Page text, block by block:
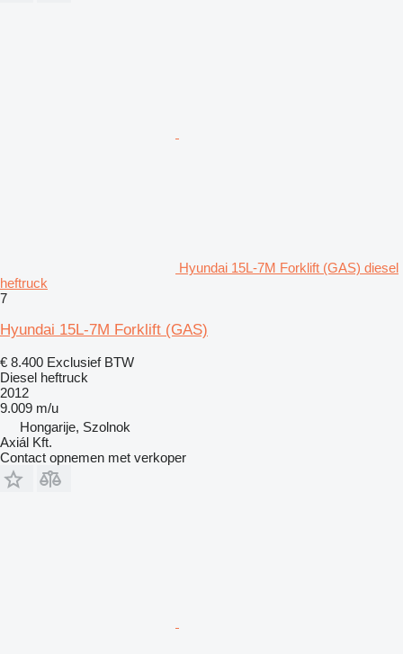
Hyundai 15L-7M Forklift (GAS) diesel
heftruck
7
Hyundai 15L-7M Forklift (GAS)
€ 8.400 Exclusief BTW
Diesel heftruck
2012
9.009 m/u
Hongarije, Szolnok
Axiál Kft.
Contact opnemen met verkoper